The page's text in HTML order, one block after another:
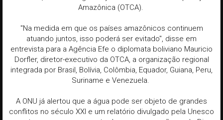
Amazônica (OTCA).
"Na medida em que os países amazônicos continuem
atuando juntos, isso poderá ser evitado", disse em
entrevista para a Agência Efe o diplomata boliviano Mauricio
Dorfler, diretor-executivo da OTCA, a organização regional
integrada por Brasil, Bolívia, Colômbia, Equador, Guiana, Peru,
Suriname e Venezuela.
A ONU já alertou que a água pode ser objeto de grandes
conflitos no século XXI e um relatório divulgado pela Unesco